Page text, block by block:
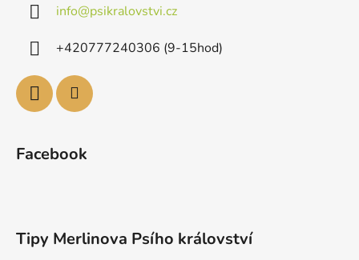
info@psikralovstvi.cz
+420777240306 (9-15hod)
Facebook
Tipy Merlinova Psího království